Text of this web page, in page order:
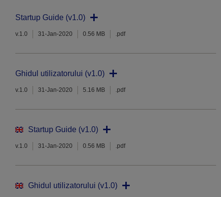
Startup Guide (v1.0)
v.1.0 31-Jan-2020 0.56 MB .pdf
Ghidul utilizatorului (v1.0)
v.1.0 31-Jan-2020 5.16 MB .pdf
Startup Guide (v1.0)
v.1.0 31-Jan-2020 0.56 MB .pdf
Ghidul utilizatorului (v1.0)